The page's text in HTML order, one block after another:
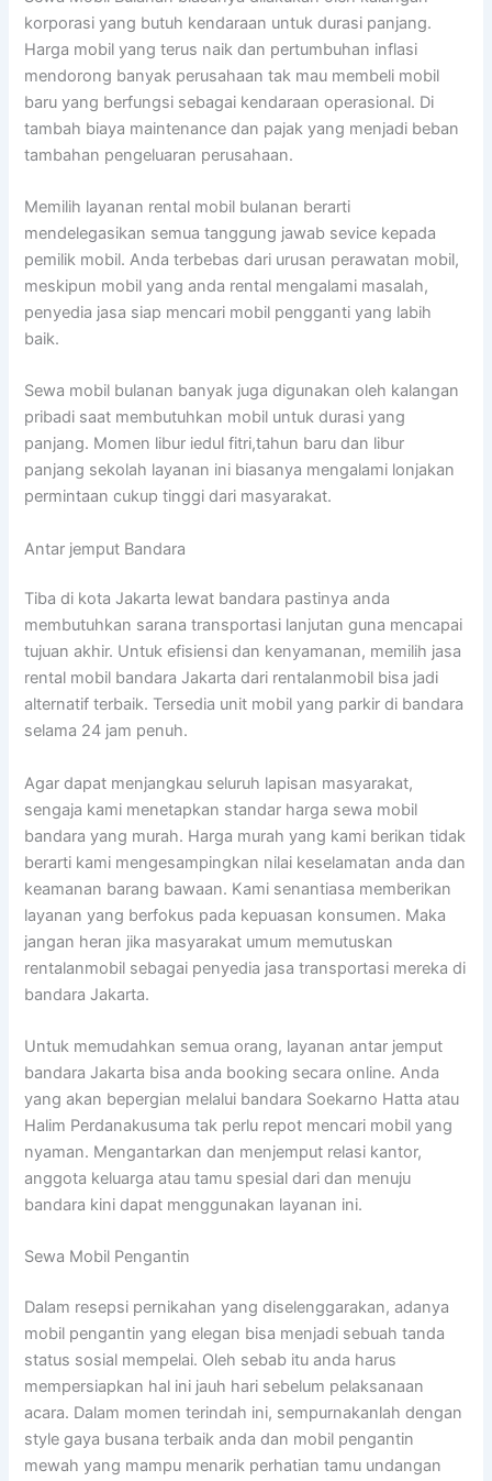
korporasi yang butuh kendaraan untuk durasi panjang.
Harga mobil yang terus naik dan pertumbuhan inflasi
mendorong banyak perusahaan tak mau membeli mobil
baru yang berfungsi sebagai kendaraan operasional. Di
tambah biaya maintenance dan pajak yang menjadi beban
tambahan pengeluaran perusahaan.
Memilih layanan rental mobil bulanan berarti
mendelegasikan semua tanggung jawab sevice kepada
pemilik mobil. Anda terbebas dari urusan perawatan mobil,
meskipun mobil yang anda rental mengalami masalah,
penyedia jasa siap mencari mobil pengganti yang labih
baik.
Sewa mobil bulanan banyak juga digunakan oleh kalangan
pribadi saat membutuhkan mobil untuk durasi yang
panjang. Momen libur iedul fitri,tahun baru dan libur
panjang sekolah layanan ini biasanya mengalami lonjakan
permintaan cukup tinggi dari masyarakat.
Antar jemput Bandara
Tiba di kota Jakarta lewat bandara pastinya anda
membutuhkan sarana transportasi lanjutan guna mencapai
tujuan akhir. Untuk efisiensi dan kenyamanan, memilih jasa
rental mobil bandara Jakarta dari rentalanmobil bisa jadi
alternatif terbaik. Tersedia unit mobil yang parkir di bandara
selama 24 jam penuh.
Agar dapat menjangkau seluruh lapisan masyarakat,
sengaja kami menetapkan standar harga sewa mobil
bandara yang murah. Harga murah yang kami berikan tidak
berarti kami mengesampingkan nilai keselamatan anda dan
keamanan barang bawaan. Kami senantiasa memberikan
layanan yang berfokus pada kepuasan konsumen. Maka
jangan heran jika masyarakat umum memutuskan
rentalanmobil sebagai penyedia jasa transportasi mereka di
bandara Jakarta.
Untuk memudahkan semua orang, layanan antar jemput
bandara Jakarta bisa anda booking secara online. Anda
yang akan bepergian melalui bandara Soekarno Hatta atau
Halim Perdanakusuma tak perlu repot mencari mobil yang
nyaman. Mengantarkan dan menjemput relasi kantor,
anggota keluarga atau tamu spesial dari dan menuju
bandara kini dapat menggunakan layanan ini.
Sewa Mobil Pengantin
Dalam resepsi pernikahan yang diselenggarakan, adanya
mobil pengantin yang elegan bisa menjadi sebuah tanda
status sosial mempelai. Oleh sebab itu anda harus
mempersiapkan hal ini jauh hari sebelum pelaksanaan
acara. Dalam momen terindah ini, sempurnakanlah dengan
style gaya busana terbaik anda dan mobil pengantin
mewah yang mampu menarik perhatian tamu undangan